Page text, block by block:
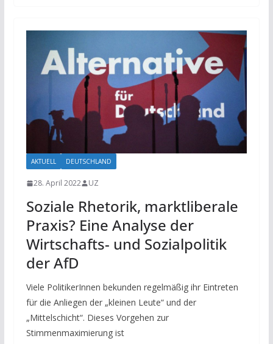
AKTUELL DEUTSCHLAND
28. April 2022 UZ
Soziale Rhetorik, marktliberale
Praxis? Eine Analyse der
Wirtschafts- und Sozialpolitik
der AfD
Viele PolitikerInnen bekunden regelmäßig ihr Eintreten
für die Anliegen der „kleinen Leute“ und der
„Mittelschicht“. Dieses Vorgehen zur
Stimmenmaximierung ist